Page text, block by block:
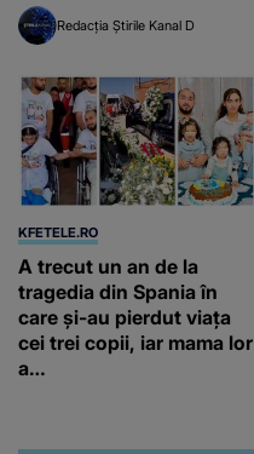
estic, avertizează
serviciile americane de
Redacția Știrile Kanal D
KFETELE.RO
A trecut un an de la
tragedia din Spania în
care și-au pierdut viața
cei trei copii, iar mama lor
a…